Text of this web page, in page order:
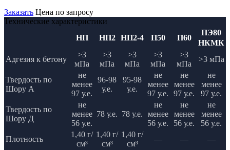
Заказать Цена по запросу
Технические характеристики
НП
НП2 НП2-4 П50 П60
ПЭ80
НКМК
Адгезия к бетону
>3
мПа
>3
мПа
>3
мПа
>3
мПа
>3
мПа
>3 мПа
Твердость по
Шору А
не
менее
97 у.е.
96-98
у.е.
95-98
у.е.
не
менее
97 у.е.
не
менее
97 у.е.
не
менее
97 у.е.
Твердость по
Шору Д
не
менее
56 у.е.
78 у.е. 78 у.е.
не
менее
56 у.е.
не
менее
56 у.е.
не
менее
56 у.е.
Плотность
1,40 г/
см³
1,40 г/
см³
1,40 г/
см³
— —
—